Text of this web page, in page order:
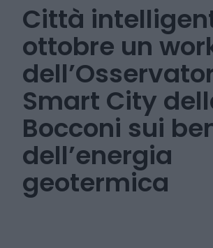
Città
ottobre un
Smart City
Bocconi sui
dell’energia
geotermica